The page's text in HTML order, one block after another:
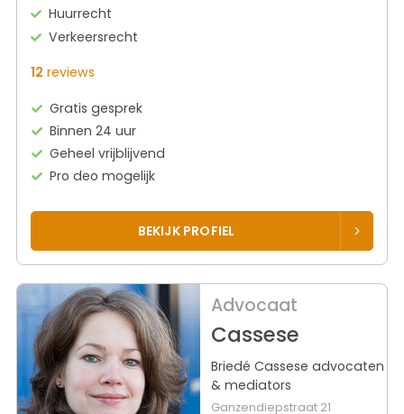
Huurrecht
Verkeersrecht
12 reviews
Gratis gesprek
Binnen 24 uur
Geheel vrijblijvend
Pro deo mogelijk
BEKIJK PROFIEL
Advocaat
Cassese
Briedé Cassese advocaten
& mediators
Ganzendiepstraat 21